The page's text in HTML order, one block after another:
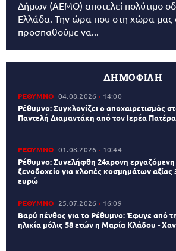
Δήμων (AEMO) αποτελεί πολύτιμο
Ελλάδα. Την ώρα που στη χώρα μας
προσπαθούμε να...
ΔΗΜΟΦΙΛΗ
ΡΕΘΥΜΝΟ 04.08.2026 14:00
Ρέθυμνο: Συγκλονίζει ο αποχαιρετισμός
Παντελή Διαμαντάκη από τον Ιερέα
ΡΕΘΥΜΝΟ 01.08.2026 10:44
Ρέθυμνο: Συνελήφθη 24χρονη
ξενοδοχείο για κλοπές κοσμημάτων αξίας
ευρώ
ΡΕΘΥΜΝΟ 25.07.2026 16:09
Βαρύ πένθος για το Ρέθυμνο: Έφυγε από
ηλικία μόλις 58 ετών η Μαρία Κλάδου -